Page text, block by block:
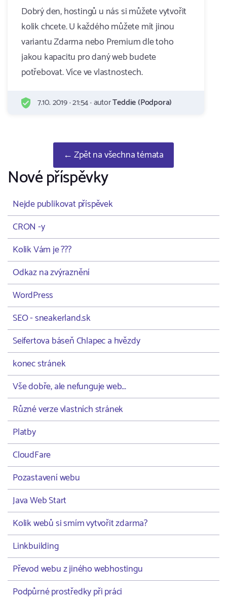
Dobrý den, hostingů u nás si můžete vytvořit
kolik chcete. U každého můžete mít jinou
variantu Zdarma nebo Premium dle toho
jakou kapacitu pro daný web budete
potřebovat. Více ve vlastnostech.
7.10. 2019 · 21:54 · autorTeddie (Podpora)
← Zpět na všechna témata
Nové příspěvky
Nejde publikovat příspěvek
CRON -y
Kolik Vám je ???
Odkaz na zvýraznění
WordPress
SEO - sneakerland.sk
Seifertova báseň Chlapec a hvězdy
konec stránek
Vše dobře, ale nefunguje web...
Různé verze vlastních stránek
Platby
CloudFare
Pozastavení webu
Java Web Start
Kolik webů si smím vytvořit zdarma?
Linkbuilding
Převod webu z jiného webhostingu
Podpůrné prostředky při práci